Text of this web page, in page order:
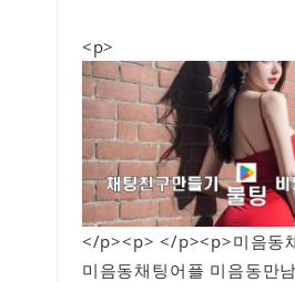
<p>
</p><p> </p><p>미음동
미음동채팅어플 미음동만